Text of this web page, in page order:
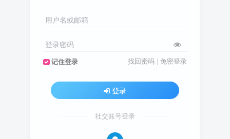
用户名或邮箱
登录密码
记住登录 找回密码 | 免密登录
登录
社交账号登录